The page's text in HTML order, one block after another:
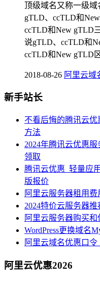
顶级域名又称一级
gTLD、ccTLD和
ccTLD和New gTLD
说gTLD、ccTLD和
ccTLD和New gTLD
2018-08-26 阿里云域
新手站长
不看后悔的腾讯云
方法
2024年腾讯云优惠
领取
腾讯云优惠_轻量应
版报价
阿里云服务器租用
2024特价云服务器
阿里云服务器购买和
WordPress更换域名
阿里云域名优惠口令
阿里云优惠2026